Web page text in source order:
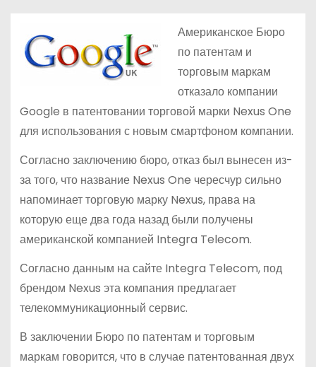
Американское Бюро
по патентам и
торговым маркам
отказало компании
Google в патентовании торговой марки Nexus One
для использования с новым смартфоном компании.
Согласно заключению бюро, отказ был вынесен из-
за того, что название Nexus One чересчур сильно
напоминает торговую марку Nexus, права на
которую еще два года назад были получены
американской компанией Integra Telecom.
Согласно данным на сайте Integra Telecom, под
брендом Nexus эта компания предлагает
телекоммуникационный сервис.
В заключении Бюро по патентам и торговым
маркам говорится, что в случае патентованная двух